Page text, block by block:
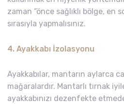
zaman “önce sağlıklı bölge, en
sırasıyla yapmalısınız.
4. Ayakkabı İzolasyonu
Ayakkabılar, mantarın aylarca
mağaralardır. Mantarlı tırnak
ayakkabınızı dezenfekte